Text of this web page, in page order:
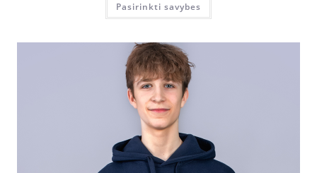
Pasirinkti savybes